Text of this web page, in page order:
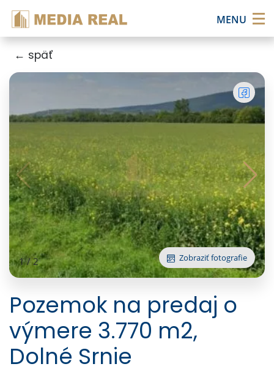
MENU×
← späť
Zobraziť fotografie
1/2
Pozemok na predaj o
výmere 3.770 m2,
Dolné Srnie